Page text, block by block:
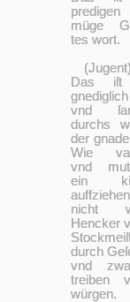
predigen
müge
tes wort.
Das
gnediglich
vnd
durchs
der
Wie
vnd
ein
nicht
Hencker
durch
vnd
treiben
würgen.